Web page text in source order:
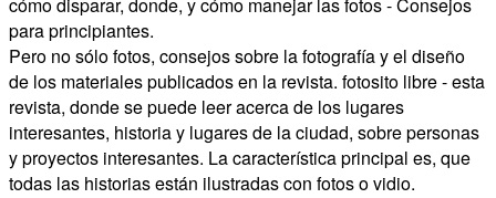
cómo disparar, donde, y cómo manejar las fotos - Consejos
para principiantes.
Pero no sólo fotos, consejos sobre la fotografía y el diseño
de los materiales publicados en la revista. fotosito libre - esta
revista, donde se puede leer acerca de los lugares
interesantes, historia y lugares de la ciudad, sobre personas
y proyectos interesantes. La característica principal es, que
todas las historias están ilustradas con fotos o vidio.